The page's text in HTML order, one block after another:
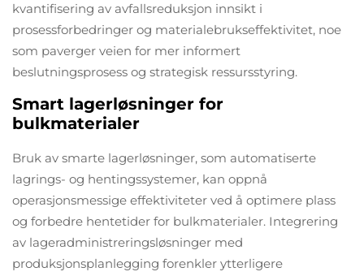
kvantifisering av avfallsreduksjon innsikt i
prosessforbedringer og materialebrukseffektivitet, noe
som paverger veien for mer informert
beslutningsprosess og strategisk ressursstyring.
Smart lagerløsninger for
bulkmaterialer
Bruk av smarte lagerløsninger, som automatiserte
lagrings- og hentingssystemer, kan oppnå
operasjonsmessige effektiviteter ved å optimere plass
og forbedre hentetider for bulkmaterialer. Integrering
av lageradministreringsløsninger med
produksjonsplanlegging forenkler ytterligere